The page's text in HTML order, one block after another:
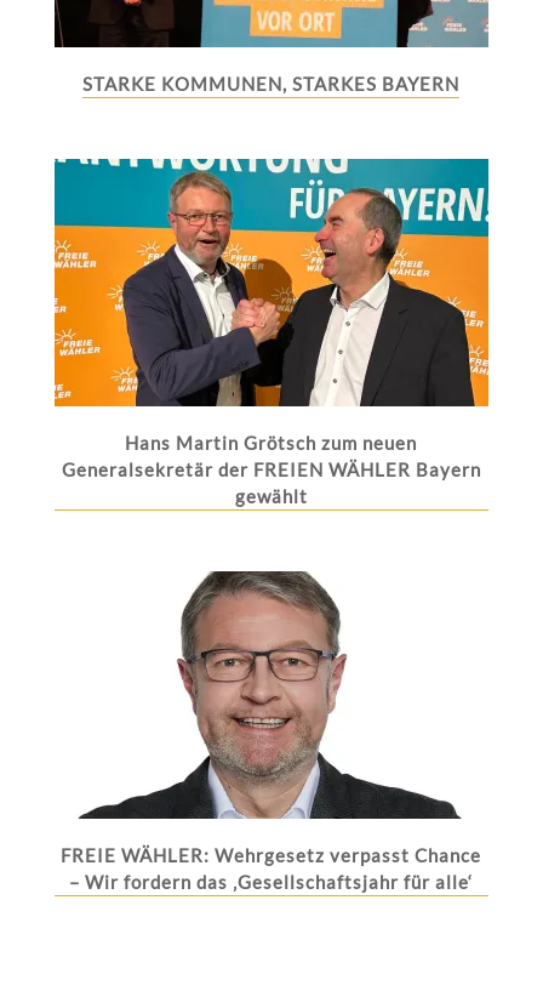
STARKE KOMMUNEN, STARKES BAYERN
Hans Martin Grötsch zum neuen
Generalsekretär der FREIEN WÄHLER Bayern
gewählt
FREIE WÄHLER: Wehrgesetz verpasst Chance
– Wir fordern das ‚Gesellschaftsjahr für alle‘